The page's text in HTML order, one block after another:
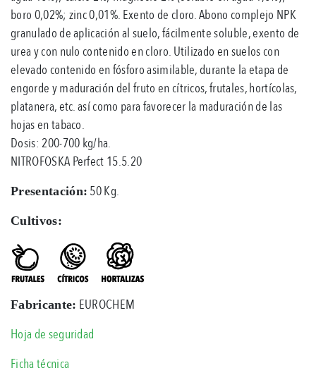
boro 0,02%; zinc 0,01%. Exento de cloro. Abono complejo NPK
granulado de aplicación al suelo, fácilmente soluble, exento de
urea y con nulo contenido en cloro. Utilizado en suelos con
elevado contenido en fósforo asimilable, durante la etapa de
engorde y maduración del fruto en cítricos, frutales, hortícolas,
platanera, etc. así como para favorecer la maduración de las
hojas en tabaco.
Dosis: 200-700 kg/ha.
NITROFOSKA Perfect 15.5.20
Presentación: 50 Kg.
Cultivos:
Fabricante: EUROCHEM
Hoja de seguridad
Ficha técnica